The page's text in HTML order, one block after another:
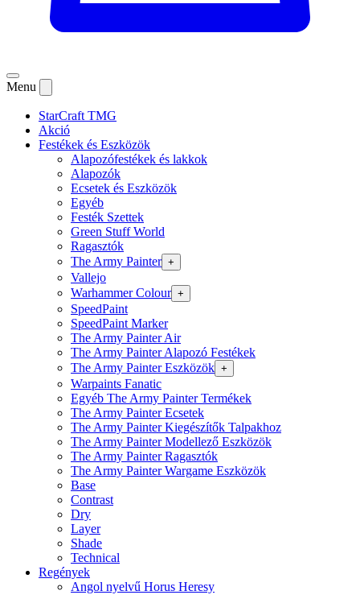
Menu
StarCraft TMG
Akció
Festékek és Eszközök
Alapozófestékek és lakkok
Alapozók
Ecsetek és Eszközök
Egyéb
Festék Szettek
Green Stuff World
Ragasztók
The Army Painter +
Vallejo
Warhammer Colour +
SpeedPaint
SpeedPaint Marker
The Army Painter Air
The Army Painter Alapozó Festékek
The Army Painter Eszközök +
Warpaints Fanatic
Egyéb The Army Painter Termékek
The Army Painter Ecsetek
The Army Painter Kiegészítők Talpakhoz
The Army Painter Modellező Eszközök
The Army Painter Ragasztók
The Army Painter Wargame Eszközök
Base
Contrast
Dry
Layer
Shade
Technical
Regények
Angol nyelvű Horus Heresy